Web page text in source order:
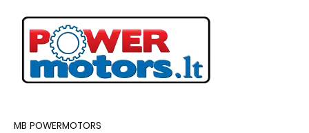
MB POWERMOTORS